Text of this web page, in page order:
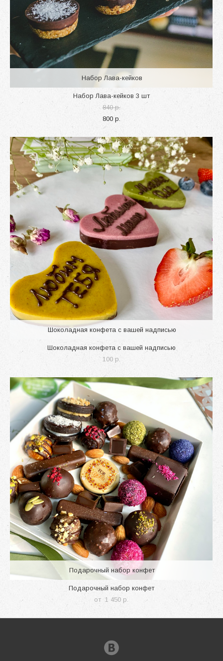
Набор Лава-кейков
Набор Лава-кейков 3 шт
840 p.
800 p.
Шоколадная конфета с вашей надписью
Шоколадная конфета с вашей надписью
100 p.
Подарочный набор конфет
Подарочный набор конфет
от 1 450 p.